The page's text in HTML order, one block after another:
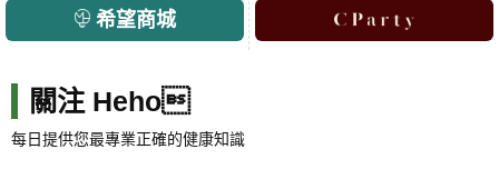
希望商城
關注 Heho
每日提供您最專業正確的健康知識